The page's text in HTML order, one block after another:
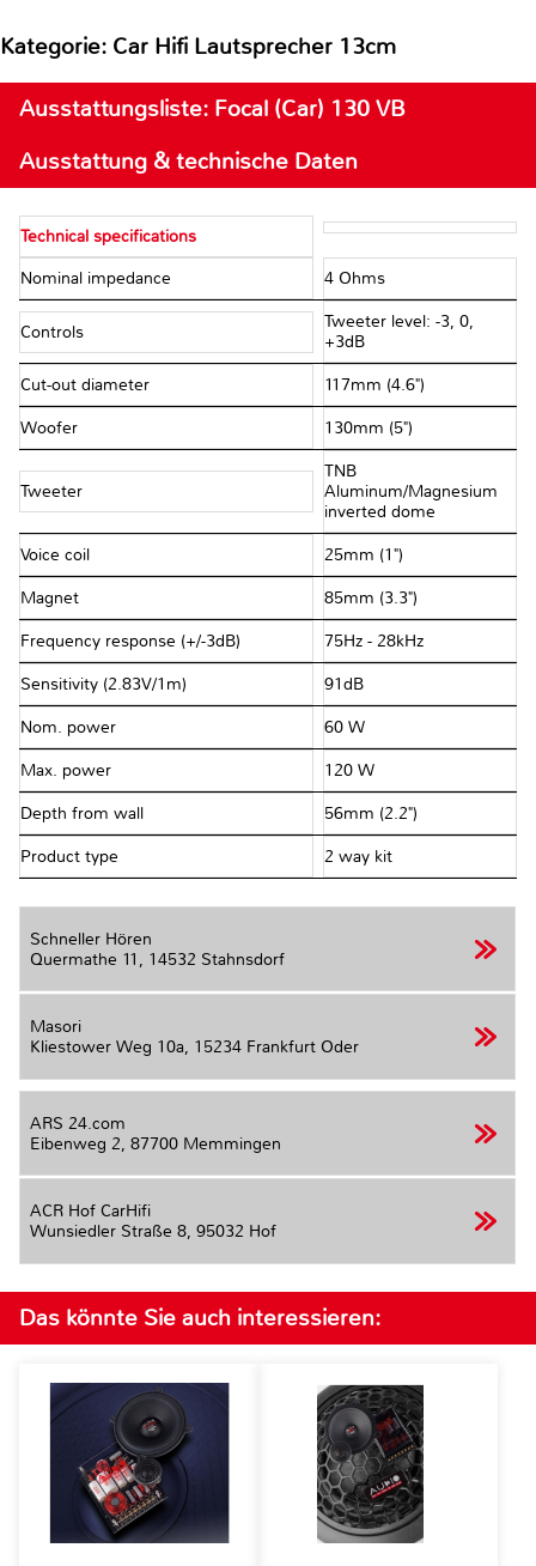
Kategorie: Car Hifi Lautsprecher 13cm
Ausstattungsliste: Focal (Car) 130 VB
Ausstattung & technische Daten
Technical specifications
Nominal impedance 4 Ohms
Controls
Tweeter level: -3, 0,
+3dB
Cut-out diameter 117mm (4.6")
Woofer 130mm (5")
Tweeter
TNB
Aluminum/Magnesium
inverted dome
Voice coil 25mm (1")
Magnet 85mm (3.3")
Frequency response (+/-3dB) 75Hz - 28kHz
Sensitivity (2.83V/1m) 91dB
Nom. power 60 W
Max. power 120 W
Depth from wall 56mm (2.2")
Product type 2 way kit
Schneller Hören
Quermathe 11, 14532 Stahnsdorf
Masori
Kliestower Weg 10a, 15234 Frankfurt Oder
ARS 24.com
Eibenweg 2, 87700 Memmingen
ACR Hof CarHifi
Wunsiedler Straße 8, 95032 Hof
Das könnte Sie auch interessieren: